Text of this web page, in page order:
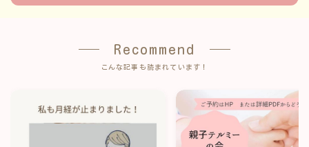
Recommend
こんな記事も読まれています！